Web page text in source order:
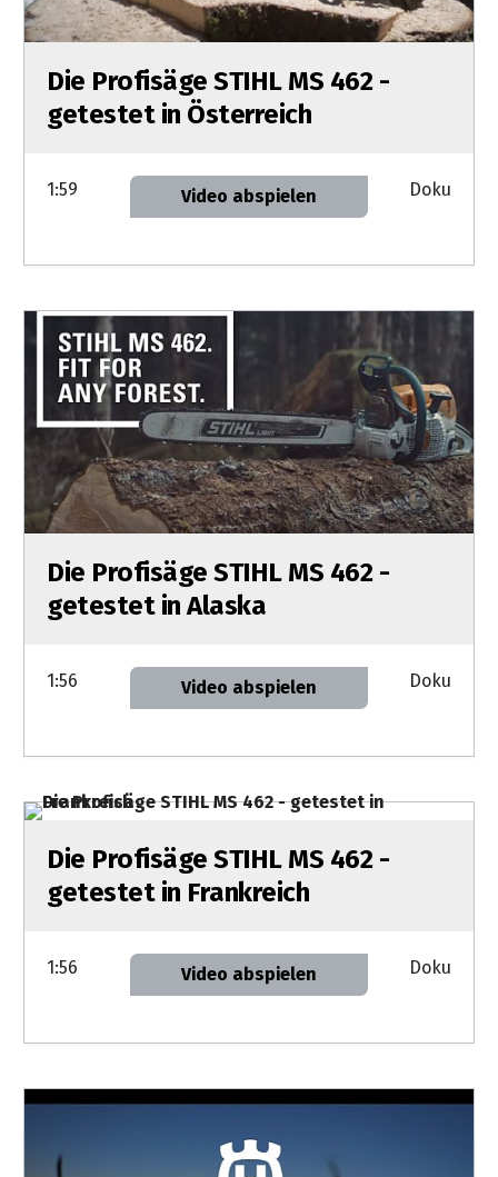
Die Profisäge STIHL MS 462 -
getestet in Österreich
1:59 Video abspielen Doku
Die Profisäge STIHL MS 462 -
getestet in Alaska
1:56 Video abspielen Doku
Die Profisäge STIHL MS 462 -
getestet in Frankreich
1:56 Video abspielen Doku